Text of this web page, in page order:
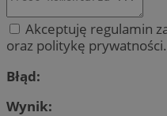
Akceptuję regulamin
oraz politykę prywatności.
Błąd:
Wynik: